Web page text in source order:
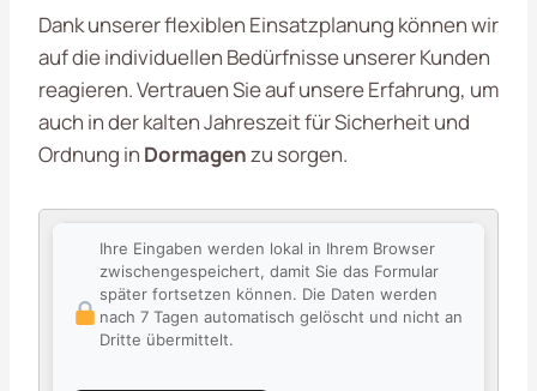
Dank unserer flexiblen Einsatzplanung können wir
auf die individuellen Bedürfnisse unserer Kunden
reagieren. Vertrauen Sie auf unsere Erfahrung, um
auch in der kalten Jahreszeit für Sicherheit und
Ordnung in Dormagenzu sorgen.
Ihre Eingaben werden lokal in Ihrem Browser
zwischengespeichert, damit Sie das Formular
später fortsetzen können. Die Daten werden
nach 7 Tagen automatisch gelöscht und nicht an
Dritte übermittelt.